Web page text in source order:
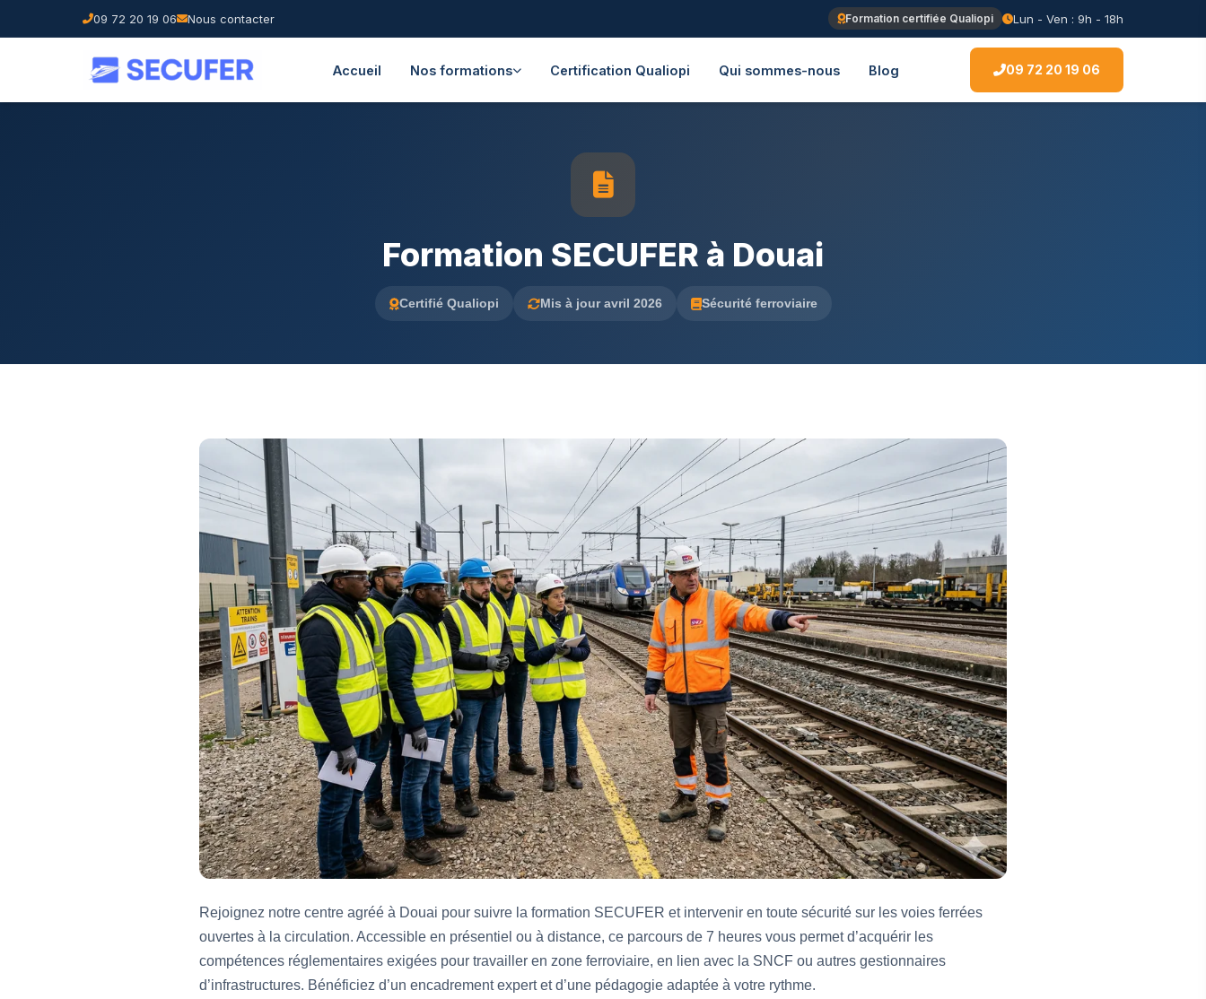
09 72 20 19 06 Nous contacter Formation certifiée Qualiopi Lun - Ven : 9h - 18h
Accueil Nos formations Certification Qualiopi Qui sommes-nous Blog 09 72 20 19 06
Formation SECUFER à Douai
Certifié Qualiopi Mis à jour avril 2026 Sécurité ferroviaire
Rejoignez notre centre agréé à Douai pour suivre la formation SECUFER et intervenir en toute sécurité sur les voies ferrées
ouvertes à la circulation. Accessible en présentiel ou à distance, ce parcours de 7 heures vous permet d’acquérir les
compétences réglementaires exigées pour travailler en zone ferroviaire, en lien avec la SNCF ou autres gestionnaires
d’infrastructures. Bénéficiez d’un encadrement expert et d’une pédagogie adaptée à votre rythme.